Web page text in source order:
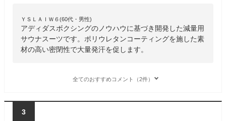
ＹＳＬＡＩＷ６(60代・男性)
アディダスボクシングのノウハウに基づき開発した減量用
サウナスーツです。ポリウレタンコーティングを施した素
材の高い密閉性で大量発汗を促します。
全てのおすすめコメント（2件）
3